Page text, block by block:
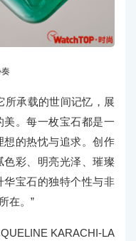
所承载的世间记忆，展
。每一枚宝石都是一
的热忱与追求。创作
彩、明亮光泽、璀璨
宝石的独特个性与非
在。”
KARACHI-LA